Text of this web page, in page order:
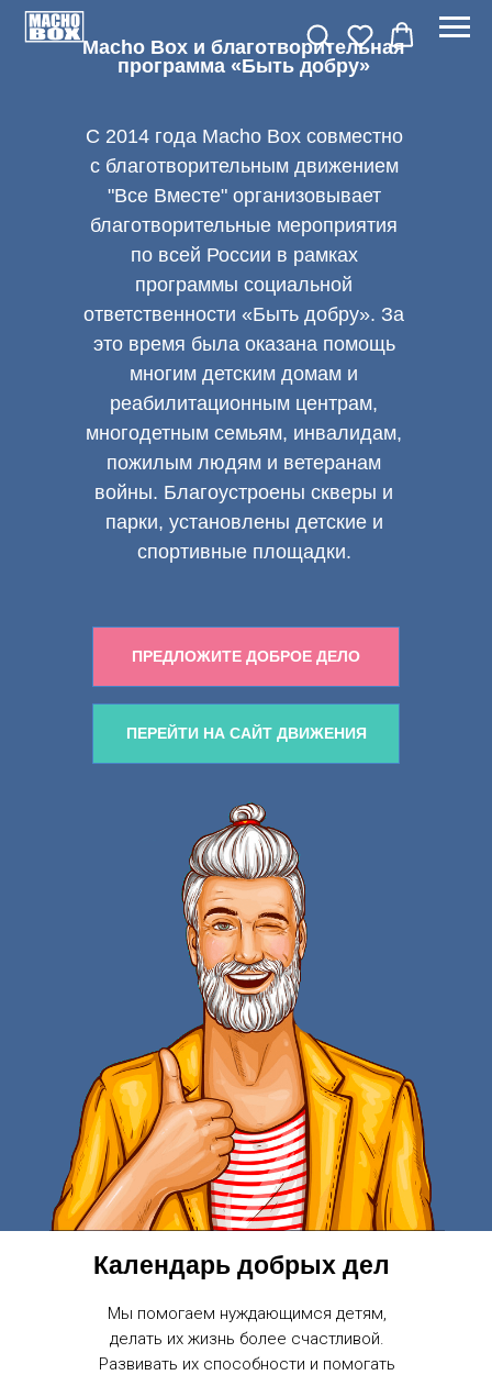
Macho Box и благотворительная
программа «Быть добру»
С 2014 года Macho Box совместно
с благотворительным движением
"Все Вместе" организовывает
благотворительные мероприятия
по всей России в рамках
программы социальной
ответственности «Быть добру». За
это время была оказана помощь
многим детским домам и
реабилитационным центрам,
многодетным семьям, инвалидам,
пожилым людям и ветеранам
войны. Благоустроены скверы и
парки, установлены детские и
спортивные площадки.
ПРЕДЛОЖИТЕ ДОБРОЕ ДЕЛО
ПЕРЕЙТИ НА САЙТ ДВИЖЕНИЯ
Календарь добрых дел
Мы помогаем нуждающимся детям,
делать их жизнь более счастливой.
Развивать их способности и помогать